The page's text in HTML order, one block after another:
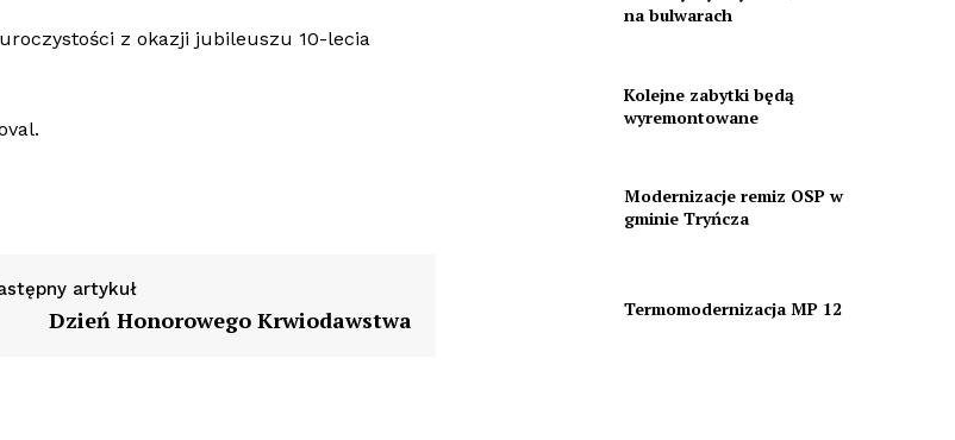
z okazji jubileuszu 10-lecia
artykuł
Dzień Honorowego Krwiodawstwa
na bulwarach
Kolejne zabytki będą
wyremontowane
Modernizacje remiz OSP w
gminie Tryńcza
Termomodernizacja MP 12